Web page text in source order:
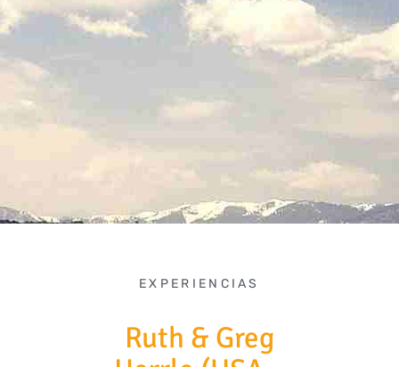
EXPERIENCIAS
Ruth & Greg